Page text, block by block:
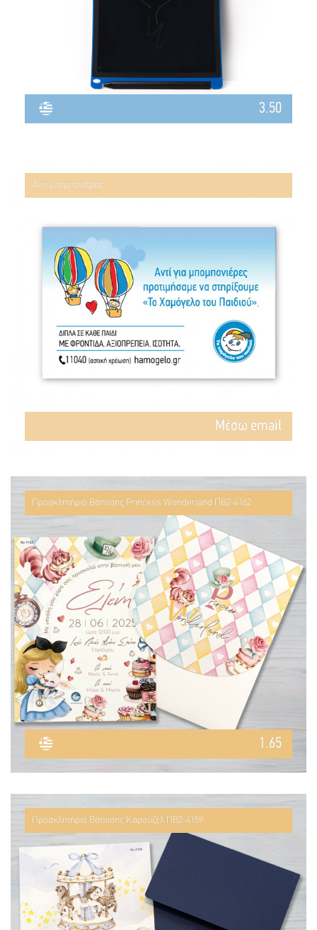
3.50
Αντί μπομπονιέρας
Mέσω email
Προσκλητήριο Βάπτισης Princess Wonderland ΠΒ2-4162
1.65
Προσκλητήριο Βάπτισης Καρουζέλ ΠΒ2-4159